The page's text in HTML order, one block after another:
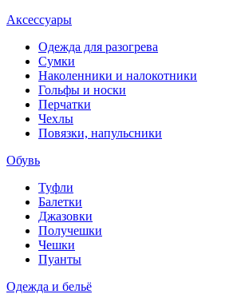
Аксессуары
Одежда для разогрева
Сумки
Наколенники и налокотники
Гольфы и носки
Перчатки
Чехлы
Повязки, напульсники
Обувь
Туфли
Балетки
Джазовки
Получешки
Чешки
Пуанты
Одежда и бельё